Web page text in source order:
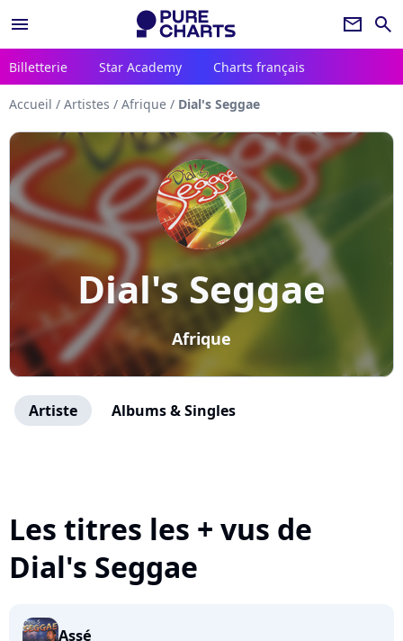
menu newsletter search
Billetterie Star Academy Charts français
Accueil / Artistes / Afrique / Dial's Seggae
Dial's Seggae
Afrique
Artiste Albums & Singles
Les titres les + vus de
Dial's Seggae
Assé